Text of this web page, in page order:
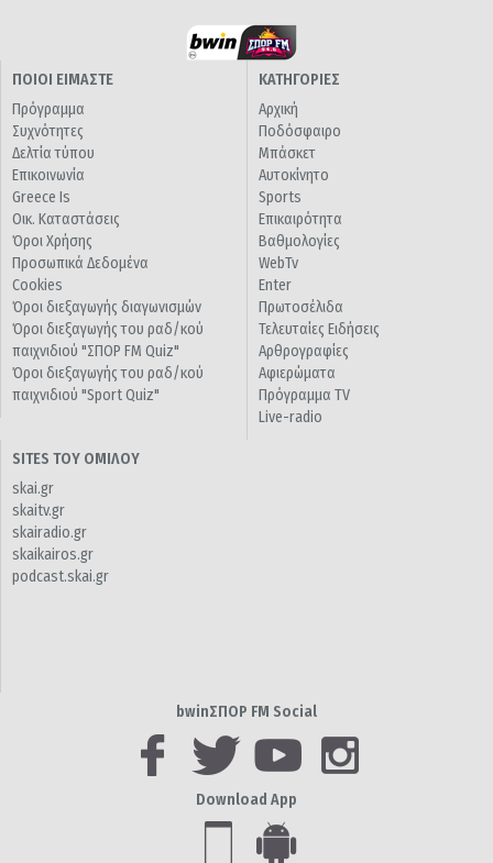
ΠΟΙΟΙ ΕΙΜΑΣΤΕ
Πρόγραμμα
Συχνότητες
Δελτία τύπου
Επικοινωνία
Greece Is
Οικ. Καταστάσεις
Όροι Χρήσης
Προσωπικά Δεδομένα
Cookies
Όροι διεξαγωγής διαγωνισμών
Όροι διεξαγωγής του ραδ/κού
παιχνιδιού "ΣΠΟΡ FM Quiz"
Όροι διεξαγωγής του ραδ/κού
παιχνιδιού "Sport Quiz"
ΚΑΤΗΓΟΡΙΕΣ
Αρχική
Ποδόσφαιρο
Μπάσκετ
Αυτοκίνητο
Sports
Επικαιρότητα
Βαθμολογίες
WebTv
Enter
Πρωτοσέλιδα
Τελευταίες Ειδήσεις
Αρθρογραφίες
Αφιερώματα
Πρόγραμμα TV
Live-radio
SITES ΤΟΥ ΟΜΙΛΟΥ
skai.gr
skaitv.gr
skairadio.gr
skaikairos.gr
podcast.skai.gr
bwinΣΠΟΡ FM Social
Download App